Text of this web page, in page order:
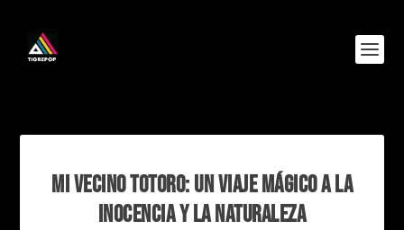
MI VECINO TOTORO: UN VIAJE MÁGICO A LA
INOCENCIA Y LA NATURALEZA